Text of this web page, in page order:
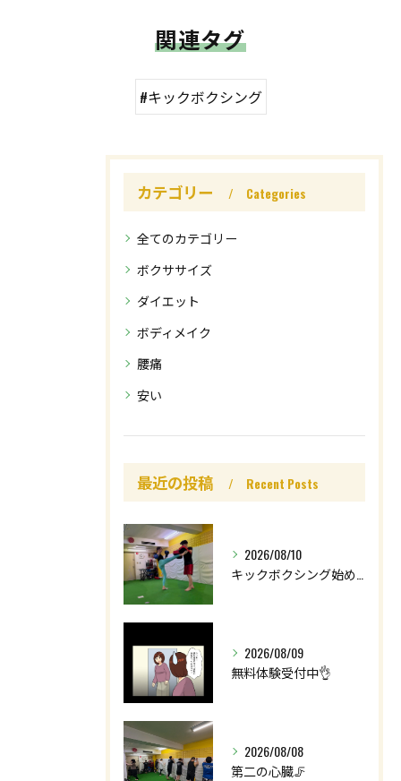
関連タグ
#キックボクシング
カテゴリー Categories
全てのカテゴリー
ボクササイズ
ダイエット
ボディメイク
腰痛
安い
最近の投稿 Recent Posts
2026/08/10
2026/08/09
無料体験受付中👌
2026/08/08
第二の心臓🦵